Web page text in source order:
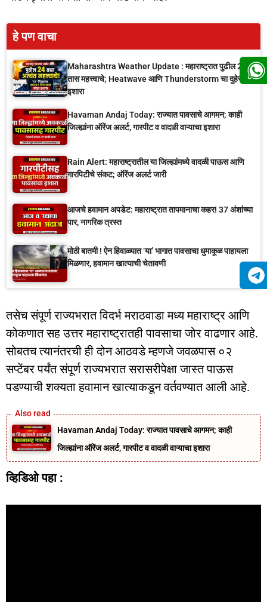
हे पण वाचा
Maharashtra Weather Update : महाराष्ट्रात पुढील 24
तास महत्त्वाचे; Heatwave आणि Thunderstorm चा दुहेरी
इशारा
Havaman Andaj Today: राज्यात पावसाचे आगमन; काही
जिल्ह्यांना ऑरेंज अलर्ट, गारपीट व वादळी वाऱ्याचा इशारा
Rain Alert: महाराष्ट्रातील या जिल्ह्यांमध्ये वादळी पाऊस आणि
गारपिटीचे संकट; ऑरेंज अलर्ट जारी
आजचे हवामान अपडेट: महाराष्ट्रात तापमानाचा कहर! 37 अंशांच्या
पार, नागरिक त्रस्त
मोठी बातमी ! ऐन हिवाळ्यात ‘या’ भागात पावसाचा धुमाकूळ पाहायला
मिळणार, हवामान खात्याची चेतावणी
तसेच संपूर्ण राज्यभरात विदर्भ मराठवाडा मध्य महाराष्ट्र आणि
कोकणात सह उत्तर महाराष्ट्रातही पावसाचा जोर वाढणार आहे.
सोबतच त्यानंतरची ही दोन आठवडे म्हणजे जवळपास ०२
सप्टेंबर पर्यंत संपूर्ण राज्यभरात सरासरीपेक्षा जास्त पाऊस
पडण्याची शक्यता हवामान खात्याकडून वर्तवण्यात आली आहे.
Havaman Andaj Today: राज्यात पावसाचे आगमन; काही
जिल्ह्यांना ऑरेंज अलर्ट, गारपीट व वादळी वाऱ्याचा इशारा
व्हिडिओ पहा :